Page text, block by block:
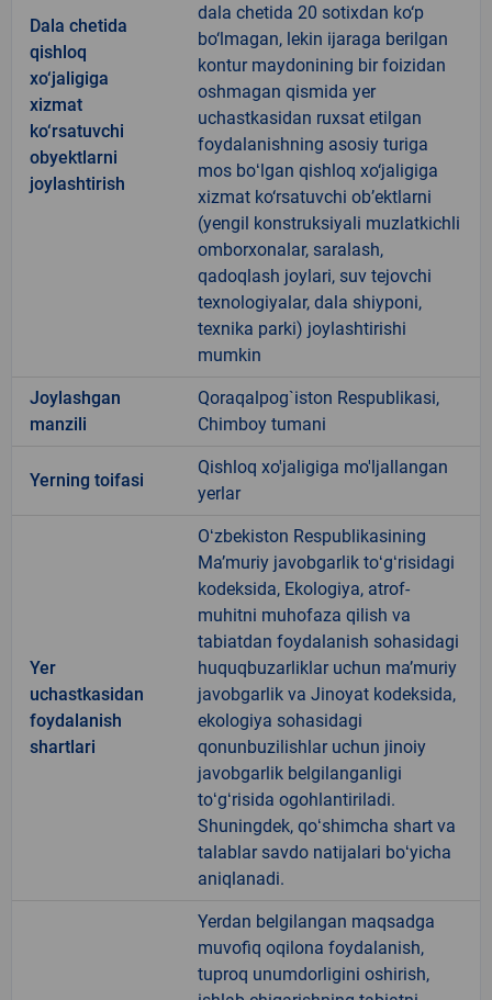
Dala chetida
qishloq
xo‘jaligiga
xizmat
ko‘rsatuvchi
obyektlarni
joylashtirish
dala chetida 20 sotixdan ko‘p
bo‘lmagan, lekin ijaraga berilgan
kontur maydonining bir foizidan
oshmagan qismida yer
uchastkasidan ruxsat etilgan
foydalanishning asosiy turiga
mos boʻlgan qishloq xo‘jaligiga
xizmat ko‘rsatuvchi ob’ektlarni
(yengil konstruksiyali muzlatkichli
omborxonalar, saralash,
qadoqlash joylari, suv tejovchi
texnologiyalar, dala shiyponi,
texnika parki) joylashtirishi
mumkin
Joylashgan
manzili
Qoraqalpog`iston Respublikasi,
Chimboy tumani
Yerning toifasi
Qishloq xo'jaligiga mo'ljallangan
yerlar
Yer
uchastkasidan
foydalanish
shartlari
Oʻzbekiston Respublikasining
Maʼmuriy javobgarlik toʻgʻrisidagi
kodeksida, Ekologiya, atrof-
muhitni muhofaza qilish va
tabiatdan foydalanish sohasidagi
huquqbuzarliklar uchun maʼmuriy
javobgarlik va Jinoyat kodeksida,
ekologiya sohasidagi
qonunbuzilishlar uchun jinoiy
javobgarlik belgilanganligi
toʻgʻrisida ogohlantiriladi.
Shuningdek, qoʻshimcha shart va
talablar savdo natijalari boʻyicha
aniqlanadi.
Yerdan belgilangan maqsadga
muvofiq oqilona foydalanish,
tuproq unumdorligini oshirish,